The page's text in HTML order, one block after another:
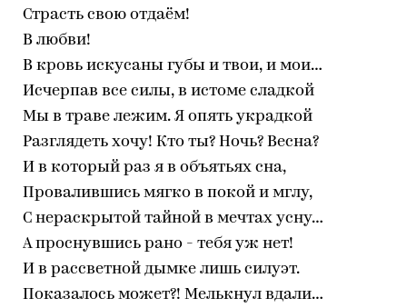
Страсть свою отдаём!
В любви!
В кровь искусаны губы и твои, и мои…
Исчерпав все силы, в истоме сладкой
Мы в траве лежим. Я опять украдкой
Разглядеть хочу! Кто ты? Ночь? Весна?
И в который раз я в объятьях сна,
Провалившись мягко в покой и мглу,
С нераскрытой тайной в мечтах усну…
А проснувшись рано - тебя уж нет!
И в рассветной дымке лишь силуэт.
Показалось может?! Мелькнул вдали…